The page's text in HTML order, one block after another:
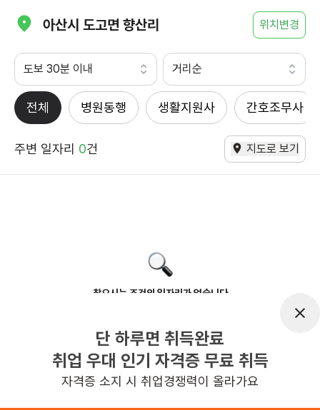
아산시 도고면 향산리 위치변경
도보 30분 이내 거리순
전체 병원동행 생활지원사 간호조무사
주변 일자리 0건 지도로 보기
찾으시는 조건의 일자리가 없습니다
반경 3KM 이내의 일자리 확인하기
단 하루면 취득완료
취업 우대 인기 자격증 무료 취득
자격증 소지 시 취업경쟁력이 올라가요